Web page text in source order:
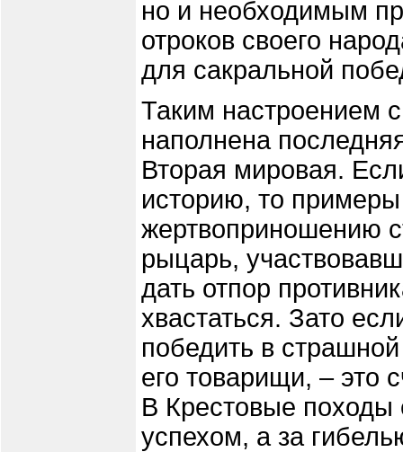
но и необходимым
отроков своего
для сакральной
Таким настроением
наполнена
Вторая мировая.
историю, то
жертвоприношению
рыцарь,
дать отпор
хвастаться. Зато
победить в
его товарищи, – это
В Крестовые
успехом, а за